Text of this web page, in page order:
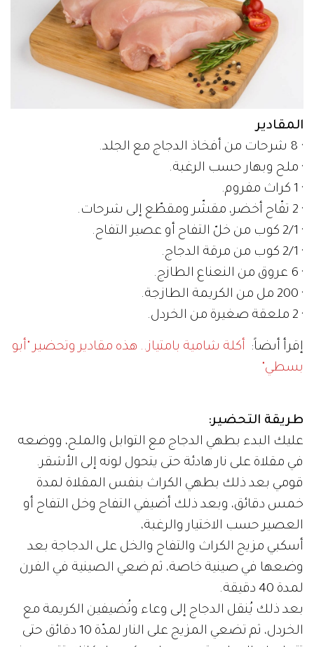
المقادير
· 8 شرحات من أفخاذ الدجاج مع الجلد.
· ملح وبهار حسب الرغبة.
· 1 كراث مفروم.
· 2 تفّاح أخضر، مقشّر ومقطّع إلى شرحات.
· 2/1 كوب من خلّ التفاح أو عصير التفاح.
· 2/1 كوب من مرقة الدجاج.
· 6 عروق من النعناع الطازج.
· 200 مل من الكريمة الطازجة.
· 2 ملعقة صغيرة من الخردل.
إقرأ أىضاً: أكلة شامية بامتياز.. هذه مقادير وتحضير "أبو
بسطي"
طريقة التحضير:
عليك البدء بطهي الدجاج مع التوابل والملح، ووضعه
في مقلاة على نار هادئة حتى يتحول لونه إلى الأشقر.
قومي بعد ذلك بطهي الكراث بنفس المقلاة لمدة
خمس دقائق، وبعد ذلك أضيفي التفاح وخل التفاح أو
العصير حسب الاختيار والرغبة،
أسكبي مزيج الكراث والتفاح والخل على الدجاجة بعد
وضعها في صينية خاصة، ثم ضعي الصينية في الفرن
لمدة 40 دقيقة.
بعد ذلك يُنقل الدجاج إلى وعاء وتُضيفين الكريمة مع
الخردل، ثم تضعي المزيج على النار لمدّة 10 دقائق حتى